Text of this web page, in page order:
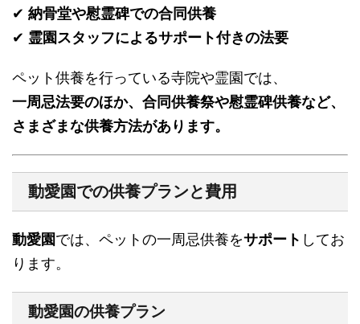
✔ 納骨堂や慰霊碑での合同供養
✔ 霊園スタッフによるサポート付きの法要
ペット供養を行っている寺院や霊園では、
一周忌法要のほか、合同供養祭や慰霊碑供養など、
さまざまな供養方法があります。
動愛園での供養プランと費用
動愛園では、ペットの一周忌供養をサポート してお
ります。
動愛園の供養プラン